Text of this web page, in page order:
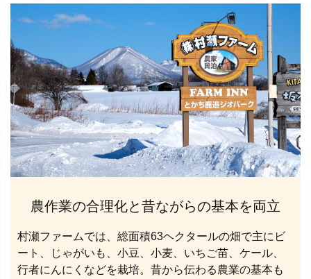
農作業の合理化と昔ながらの基本を両立
村瀬ファームでは、総面積63ヘクタールの畑で主にビ
ート、じゃがいも、小豆、小麦、いちご苗、ケール、
行者にんにくなどを栽培。昔から伝わる農業の基本も